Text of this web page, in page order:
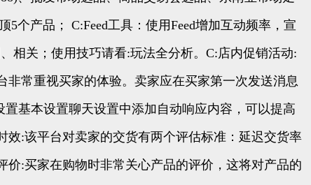
个产品； C:Feed工具：使用Feed增加互动频率，宣
相关；使用技巧请看:玩法全分析。C:店内促销活动:
非常重视买家的体验。卖家应在买家第一次发送消息
基本设置聊天设置中添加自动响应内容，可以提高
:该平台对卖家的交货有两个评估标准：延迟交货率
:买家在购物时非常关心产品的评价，这将对产品的